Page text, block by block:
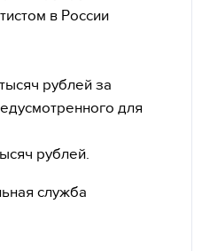
в России
рублей за
для
рублей.
служба